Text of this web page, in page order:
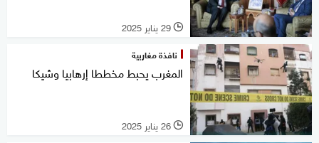
l 29 يناير 2025
نافذة مغاربية
المغرب يحبط مخططا إرهابيا وشيكا
l 26 يناير 2025